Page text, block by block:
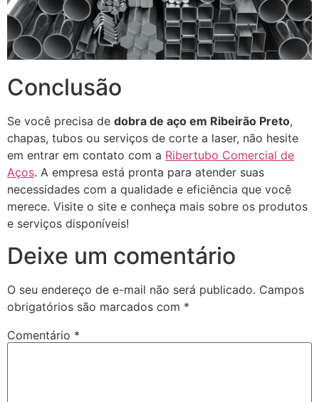
Conclusão
Se você precisa de dobra de aço em Ribeirão Preto,
chapas, tubos ou serviços de corte a laser, não hesite
em entrar em contato com a Ribertubo Comercial de
Aços. A empresa está pronta para atender suas
necessidades com a qualidade e eficiência que você
merece. Visite o site e conheça mais sobre os produtos
e serviços disponíveis!
Deixe um comentário
O seu endereço de e-mail não será publicado. Campos
obrigatórios são marcados com *
Comentário *